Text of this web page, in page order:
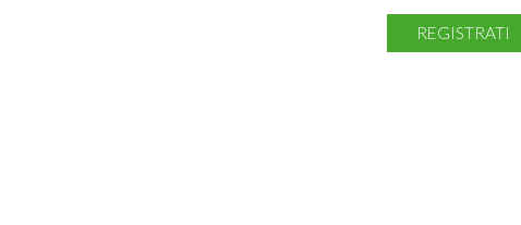
REGISTRATI